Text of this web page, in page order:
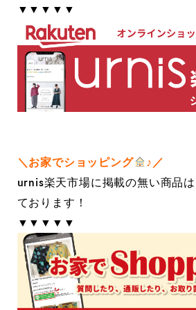
▼▼▼▼▼
＼お家でショッピング
♪／
urnis楽天市場に掲載の無い商品
ております！
▼▼▼▼▼